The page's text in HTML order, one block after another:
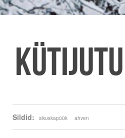
Sildid: sikuskapüük ahven